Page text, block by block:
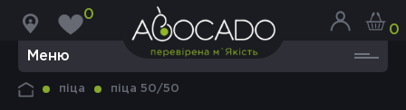
0
0
Меню
піца піца 50/50